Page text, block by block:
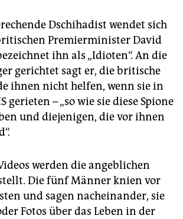
Dschihadist wendet sich
Premierminister David
ihn als „Idioten“. An die
gerichtet sagt er, die britische
ihnen nicht helfen, wenn sie in
gerieten – „so wie sie diese Spione
und diejenigen, die vor ihnen
werden die angeblichen
Die fünf Männer knien vor
und sagen nacheinander, sie
Fotos über das Leben in der